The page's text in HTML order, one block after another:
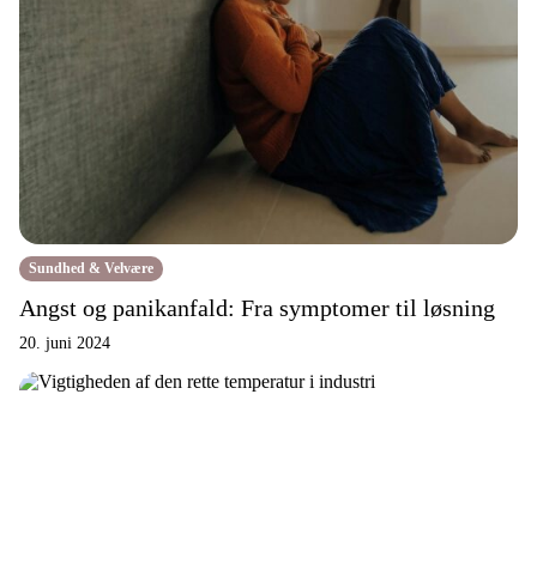
Sundhed & Velvære
Angst og panikanfald: Fra symptomer til løsning
20. juni 2024